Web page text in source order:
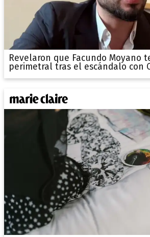
Revelaron que Facundo Moyano
perimetral tras el escándalo con